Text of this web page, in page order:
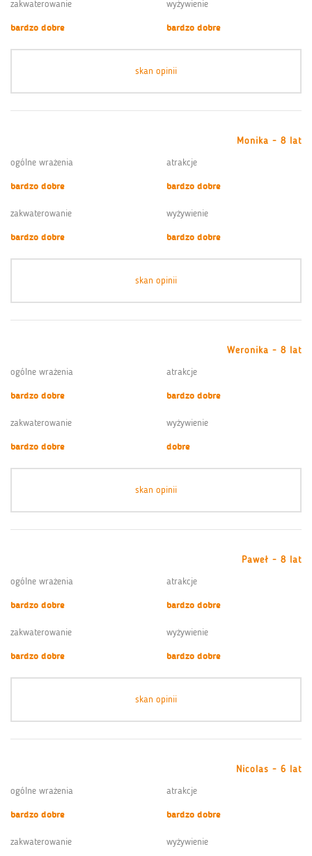
zakwaterowanie
bardzo dobre
wyżywienie
bardzo dobre
skan opinii
Monika - 8 lat
ogólne wrażenia
bardzo dobre
atrakcje
bardzo dobre
zakwaterowanie
bardzo dobre
wyżywienie
bardzo dobre
skan opinii
Weronika - 8 lat
ogólne wrażenia
bardzo dobre
atrakcje
bardzo dobre
zakwaterowanie
bardzo dobre
wyżywienie
dobre
skan opinii
Paweł - 8 lat
ogólne wrażenia
bardzo dobre
atrakcje
bardzo dobre
zakwaterowanie
bardzo dobre
wyżywienie
bardzo dobre
skan opinii
Nicolas - 6 lat
ogólne wrażenia
bardzo dobre
atrakcje
bardzo dobre
zakwaterowanie
wyżywienie